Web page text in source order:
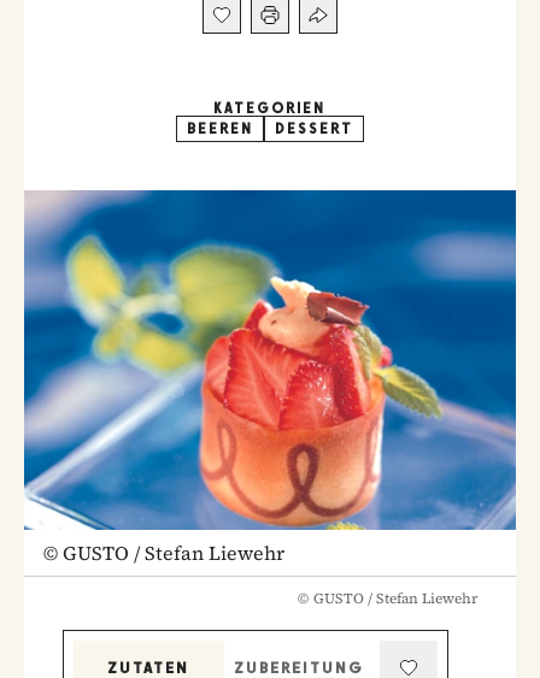
KATEGORIEN
BEEREN
DESSERT
©GUSTO / Stefan Liewehr
© GUSTO / Stefan Liewehr
ZUTATEN
ZUBEREITUNG